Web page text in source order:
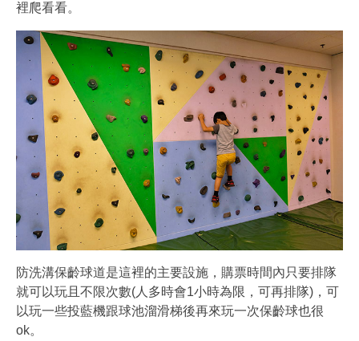
裡爬看看。
防洗溝保齡球道是這裡的主要設施，購票時間內只要排隊
就可以玩且不限次數(人多時會1小時為限，可再排隊)，可
以玩一些投藍機跟球池溜滑梯後再來玩一次保齡球也很
ok。